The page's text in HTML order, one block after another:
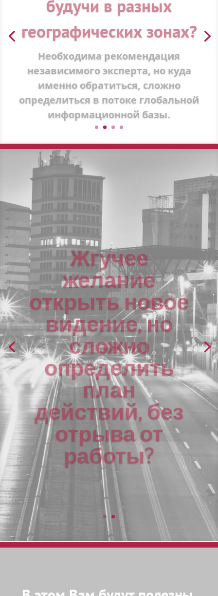
географических зонах?
независимого эксперта, но куда
именно обратиться, сложно
определиться в потоке глобальной
информационной базы.
Жгучее
желание
открыть новое
видение, но
сложно
определить
план
действий, без
отрыва от
работы?